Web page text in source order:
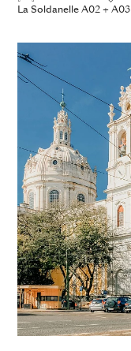
La Soldanelle A02 + A03